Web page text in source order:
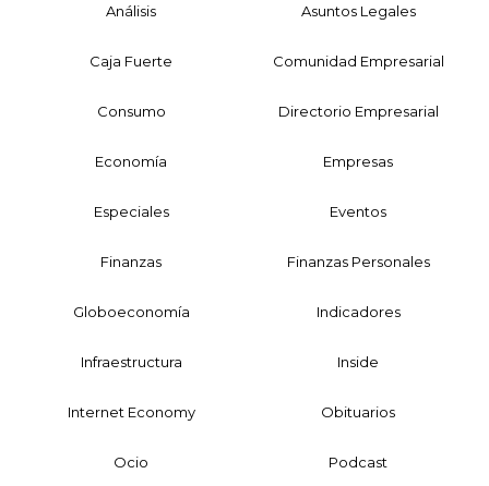
Análisis Asuntos Legales
Caja Fuerte Comunidad Empresarial
Consumo Directorio Empresarial
Economía Empresas
Especiales Eventos
Finanzas Finanzas Personales
Globoeconomía Indicadores
Infraestructura Inside
Internet Economy Obituarios
Ocio Podcast